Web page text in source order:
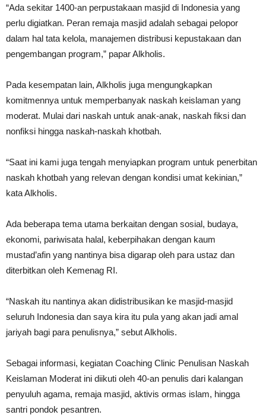
“Ada sekitar 1400-an perpustakaan masjid di Indonesia yang
perlu digiatkan. Peran remaja masjid adalah sebagai pelopor
dalam hal tata kelola, manajemen distribusi kepustakaan dan
pengembangan program,” papar Alkholis.
Pada kesempatan lain, Alkholis juga mengungkapkan
komitmennya untuk memperbanyak naskah keislaman yang
moderat. Mulai dari naskah untuk anak-anak, naskah fiksi dan
nonfiksi hingga naskah-naskah khotbah.
“Saat ini kami juga tengah menyiapkan program untuk penerbitan
naskah khotbah yang relevan dengan kondisi umat kekinian,”
kata Alkholis.
Ada beberapa tema utama berkaitan dengan sosial, budaya,
ekonomi, pariwisata halal, keberpihakan dengan kaum
mustad’afin yang nantinya bisa digarap oleh para ustaz dan
diterbitkan oleh Kemenag RI.
“Naskah itu nantinya akan didistribusikan ke masjid-masjid
seluruh Indonesia dan saya kira itu pula yang akan jadi amal
jariyah bagi para penulisnya,” sebut Alkholis.
Sebagai informasi, kegiatan Coaching Clinic Penulisan Naskah
Keislaman Moderat ini diikuti oleh 40-an penulis dari kalangan
penyuluh agama, remaja masjid, aktivis ormas islam, hingga
santri pondok pesantren.